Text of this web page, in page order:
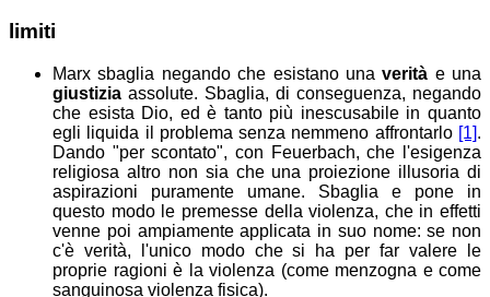
limiti
Marx sbaglia negando che esistano unaverità e una
giustizia assolute. Sbaglia, di conseguenza, negando
che esista Dio, ed è tanto più inescusabile in quanto
egli liquida il problema senza nemmeno affrontarlo [1].
Dando "per scontato", con Feuerbach, che l'esigenza
religiosa altro non sia che una proiezione illusoria di
aspirazioni puramente umane. Sbaglia e pone in
questo modo le premesse della violenza, che in effetti
venne poi ampiamente applicata in suo nome: se non
c'è verità, l'unico modo che si ha per far valere le
proprie ragioni è la violenza (come menzogna e come
sanguinosa violenza fisica).